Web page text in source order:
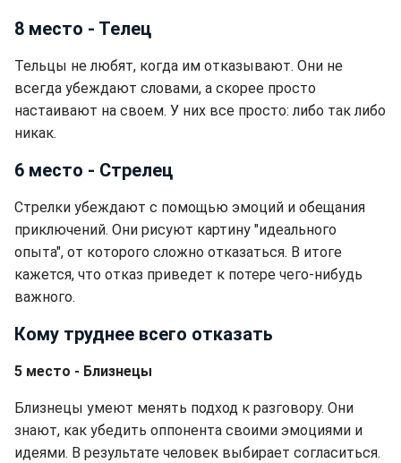
8 место - Телец
Тельцы не любят, когда им отказывают. Они не
всегда убеждают словами, а скорее просто
настаивают на своем. У них все просто: либо так либо
никак.
6 место - Стрелец
Стрелки убеждают с помощью эмоций и обещания
приключений. Они рисуют картину "идеального
опыта", от которого сложно отказаться. В итоге
кажется, что отказ приведет к потере чего-нибудь
важного.
Кому труднее всего отказать
5 место - Близнецы
Близнецы умеют менять подход к разговору. Они
знают, как убедить оппонента своими эмоциями и
идеями. В результате человек выбирает согласиться.